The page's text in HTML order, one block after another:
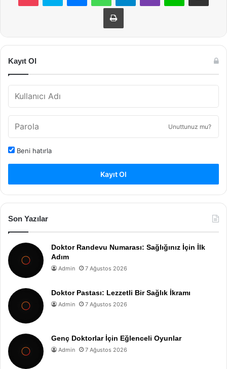
Yazdır
Kayıt Ol
Unuttunuz mu?
Beni hatırla
Kayıt Ol
Son Yazılar
Doktor Randevu Numarası: Sağlığınız İçin İlk
Adım
Admin 7 Ağustos 2026
Doktor Pastası: Lezzetli Bir Sağlık İkramı
Admin 7 Ağustos 2026
Genç Doktorlar İçin Eğlenceli Oyunlar
Admin 7 Ağustos 2026